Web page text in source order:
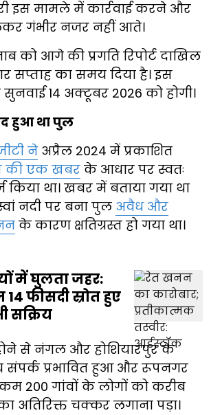
इस मामले में कार्रवाई करने और
गंभीर नजर नहीं आते।
को आगे की प्रगति रिपोर्ट दाखिल
सप्ताह का समय दिया है। इस
14 अक्टूबर 2026 को होगी।
हुआ था पुल
ने अप्रैल 2024 में प्रकाशित
की एक खबर के आधार पर स्वतः
किया था। खबर में बताया गया था
नदी पर बना पुल अवैध और
के कारण क्षतिग्रस्त हो गया था।
में घुलता जहर:
फीसदी स्रोत हुए
सक्रिय
से नंगल और होशियारपुर के
प्रभावित हुआ और रूपनगर
200 गांवों के लोगों को करीब
अतिरिक्त चक्कर लगाना पड़ा।